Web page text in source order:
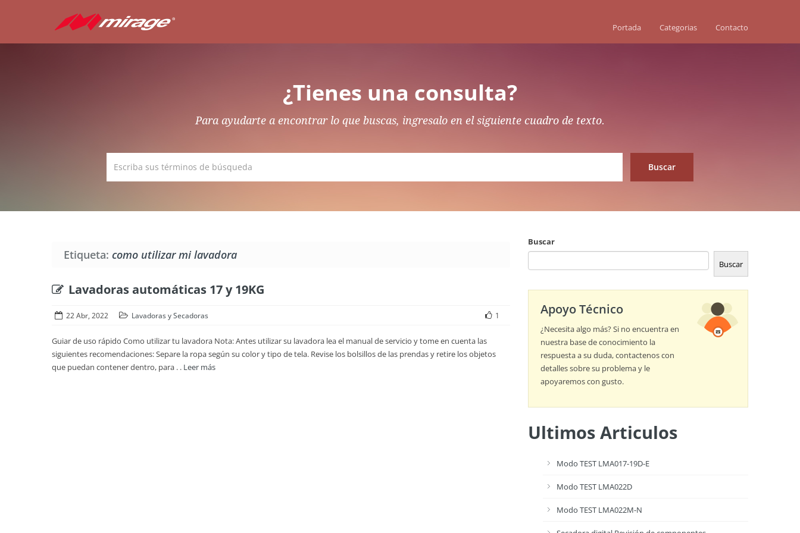
Portada Categorias Contacto
¿Tienes una consulta?
Para ayudarte a encontrar lo que buscas, ingresalo en el siguiente cuadro de texto.
Etiqueta: como utilizar mi lavadora
Lavadoras automáticas 17 y 19KG
22 Abr, 2022 Lavadoras y Secadoras 1
Guiar de uso rápido Como utilizar tu lavadora Nota: Antes utilizar su lavadora lea el manual de servicio y tome en cuenta las
siguientes recomendaciones: Separe la ropa según su color y tipo de tela. Revise los bolsillos de las prendas y retire los objetos
que puedan contener dentro, para . . Leer más
Buscar
Buscar
Apoyo Técnico
¿Necesita algo más? Si no encuentra en
nuestra base de conocimiento la
respuesta a su duda, contactenos con
detalles sobre su problema y le
apoyaremos con gusto.
Ultimos Articulos
Modo TEST LMA017-19D-E
Modo TEST LMA022D
Modo TEST LMA022M-N